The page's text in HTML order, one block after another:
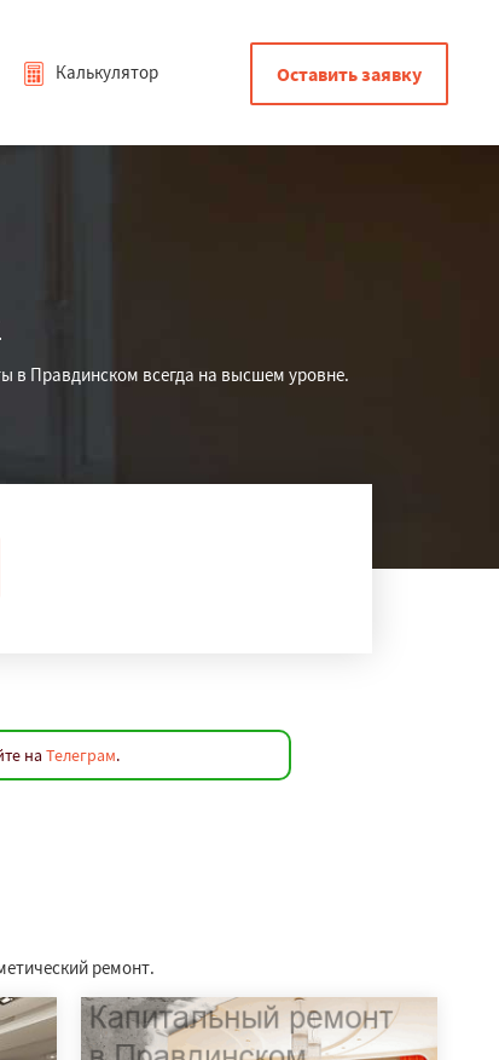
Калькулятор Оставить заявку
в Правдинском всегда на высшем уровне.
на Телеграм.
ремонт.